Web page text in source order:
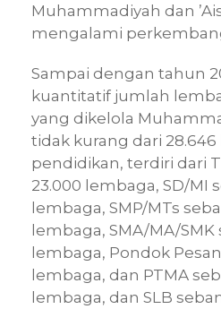
Muhammadiyah dan
mengalami
Sampai dengan tahun
kuantitatif jumlah
yang dikelola
tidak kurang dari
pendidikan, terdiri dari
23.000 lembaga, SD/MI
lembaga, SMP/MTs
lembaga, SMA/MA/SMK
lembaga, Pondok
lembaga, dan PTMA
lembaga, dan SLB